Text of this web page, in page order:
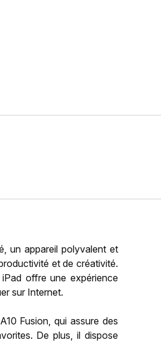
un appareil polyvalent et
et de créativité.
offre une expérience
sur Internet.
Fusion, qui assure des
De plus, il dispose